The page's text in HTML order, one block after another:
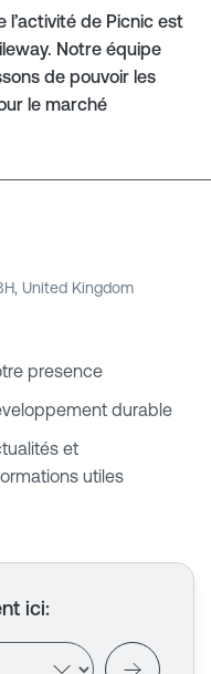
de Picnic est
Notre équipe
de pouvoir les
le marché
United Kingdom
presence
durable
et
utiles
ici: